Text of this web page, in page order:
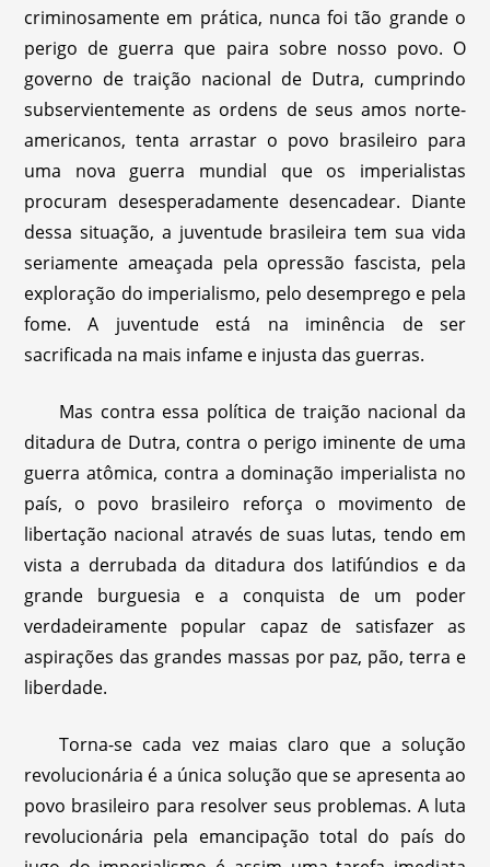
criminosamente em prática, nunca foi tão grande o
perigo de guerra que paira sobre nosso povo. O
governo de traição nacional de Dutra, cumprindo
subservientemente as ordens de seus amos norte-
americanos, tenta arrastar o povo brasileiro para
uma nova guerra mundial que os imperialistas
procuram desesperadamente desencadear. Diante
dessa situação, a juventude brasileira tem sua vida
seriamente ameaçada pela opressão fascista, pela
exploração do imperialismo, pelo desemprego e pela
fome. A juventude está na iminência de ser
sacrificada na mais infame e injusta das guerras.
Mas contra essa política de traição nacional da
ditadura de Dutra, contra o perigo iminente de uma
guerra atômica, contra a dominação imperialista no
país, o povo brasileiro reforça o movimento de
libertação nacional através de suas lutas, tendo em
vista a derrubada da ditadura dos latifúndios e da
grande burguesia e a conquista de um poder
verdadeiramente popular capaz de satisfazer as
aspirações das grandes massas por paz, pão, terra e
liberdade.
Torna-se cada vez maias claro que a solução
revolucionária é a única solução que se apresenta ao
povo brasileiro para resolver seus problemas. A luta
revolucionária pela emancipação total do país do